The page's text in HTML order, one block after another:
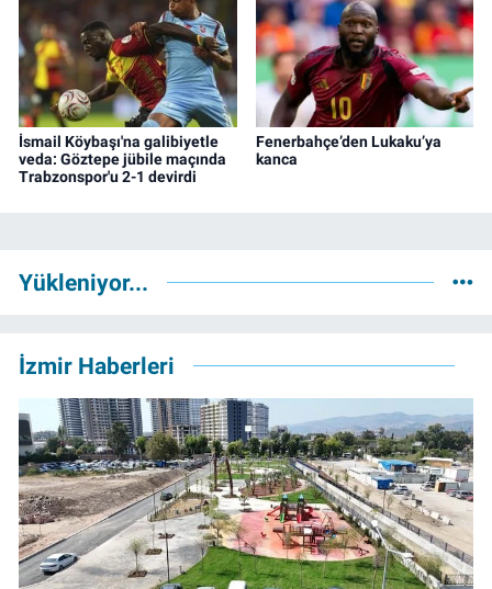
İsmail Köybaşı'na galibiyetle
veda: Göztepe jübile maçında
Trabzonspor'u 2-1 devirdi
Fenerbahçe’den Lukaku’ya
kanca
Yükleniyor...
İzmir Haberleri